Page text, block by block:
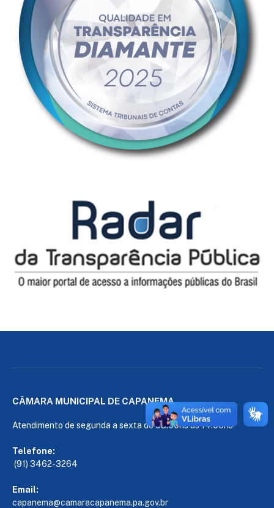
CÂMARA MUNICIPAL DE CAPANEMA
Atendimento de segunda a sexta de 08:00hs às 14:00hs
Telefone:
(91) 3462-3264
Email:
capanema@camaracapanema.pa.gov.br